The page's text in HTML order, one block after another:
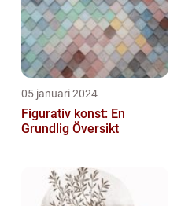
05 januari 2024
Figurativ konst: En
Grundlig Översikt